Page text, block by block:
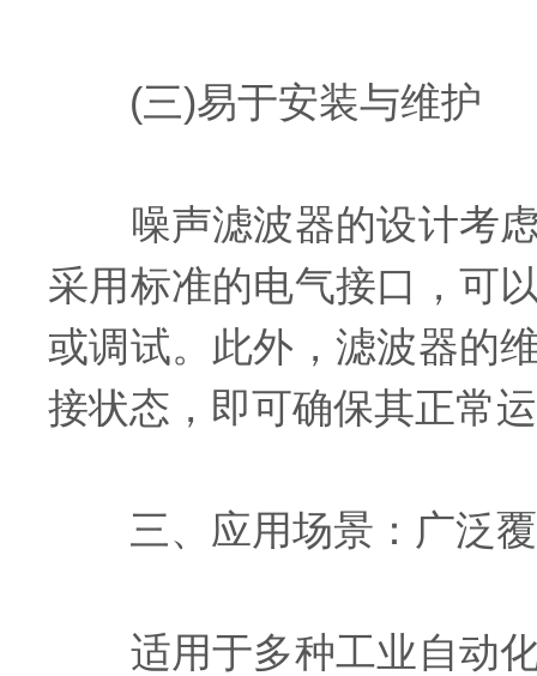
(三)易于安装与维护
噪声滤波器的设计考虑
采用标准的电气接口，可
或调试。此外，滤波器的
接状态，即可确保其正常
三、应用场景：广泛覆
适用于多种工业自动化